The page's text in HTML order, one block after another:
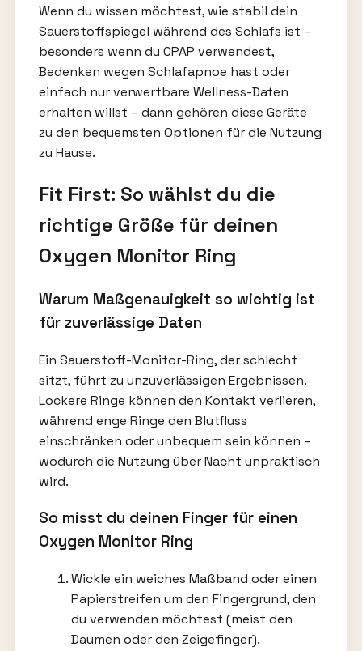
Wenn du wissen möchtest, wie stabil dein
Sauerstoffspiegel während des Schlafs ist –
besonders wenn du CPAP verwendest,
Bedenken wegen Schlafapnoe hast oder
einfach nur verwertbare Wellness-Daten
erhalten willst – dann gehören diese Geräte
zu den bequemsten Optionen für die Nutzung
zu Hause.
Fit First: So wählst du die
richtige Größe für deinen
Oxygen Monitor Ring
Warum Maßgenauigkeit so wichtig ist
für zuverlässige Daten
Ein Sauerstoff-Monitor-Ring, der schlecht
sitzt, führt zu unzuverlässigen Ergebnissen.
Lockere Ringe können den Kontakt verlieren,
während enge Ringe den Blutfluss
einschränken oder unbequem sein können –
wodurch die Nutzung über Nacht unpraktisch
wird.
So misst du deinen Finger für einen
Oxygen Monitor Ring
Wickle ein weiches Maßband oder einen
Papierstreifen um den Fingergrund, den
du verwenden möchtest (meist den
Daumen oder den Zeigefinger).